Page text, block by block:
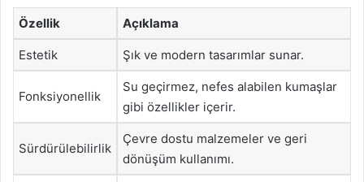
Özellik Açıklama
Estetik Şık ve modern tasarımlar sunar.
Fonksiyonellik
Su geçirmez, nefes alabilen kumaşlar
gibi özellikler içerir.
Sürdürülebilirlik
Çevre dostu malzemeler ve geri
dönüşüm kullanımı.